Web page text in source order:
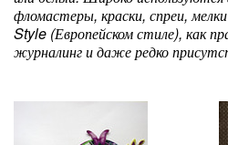
фломастеры, краски, спреи,
Style (Европейском стиле), как
журналинг и даже редко